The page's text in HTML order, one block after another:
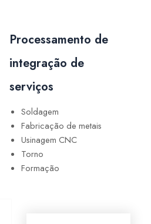
Processamento de
integração de
serviços
Soldagem
Fabricação de metais
Usinagem CNC
Torno
Formação